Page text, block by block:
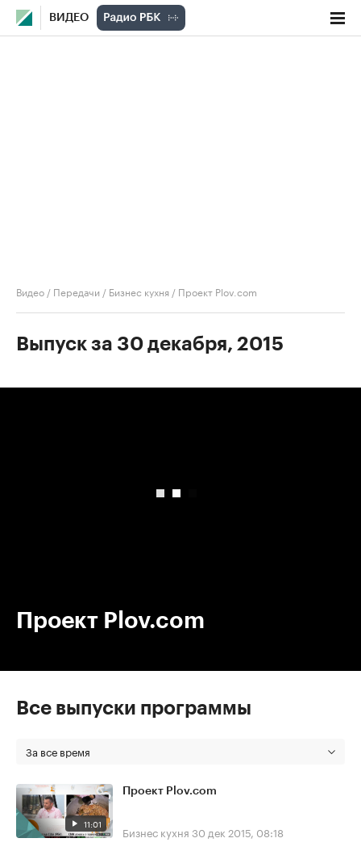
ВИДЕО
Видео / Передачи / Бизнес кухня / Проект Plov.com
Выпуск за 30 декабря, 2015
Проект Plov.com
Все выпуски программы
За все время
11:01
Проект Plov.com
Бизнес кухня 30 дек 2015, 08:18